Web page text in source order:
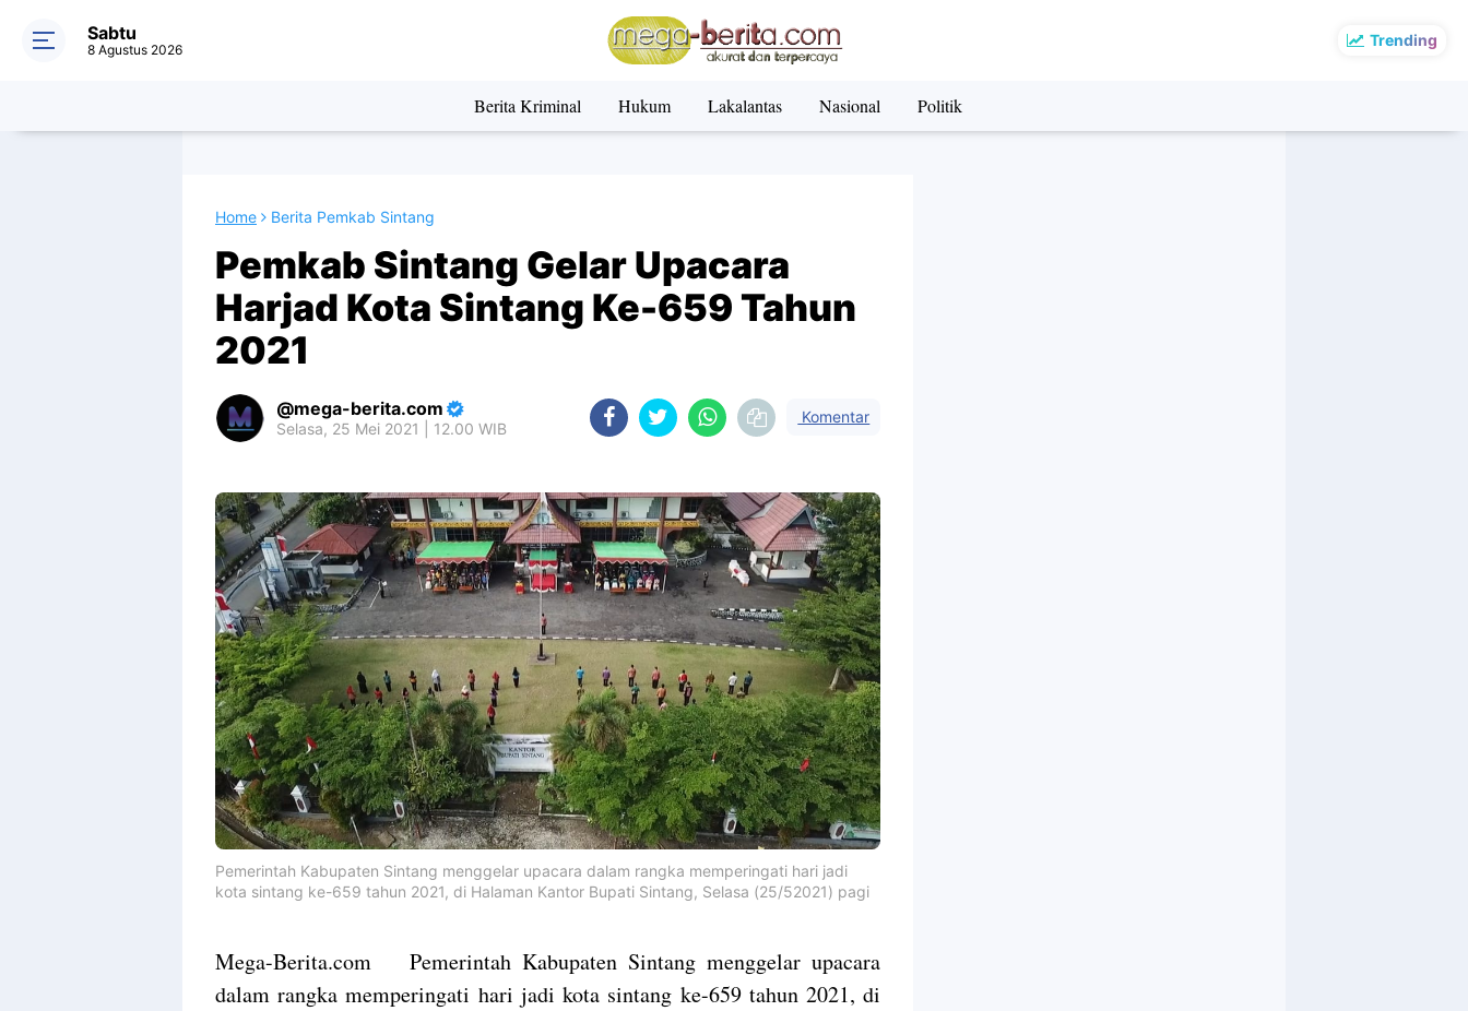
Trending
Sabtu
8 Agustus 2026
Berita Kriminal Hukum Lakalantas Nasional Politik
Home Berita Pemkab Sintang
Pemkab Sintang Gelar Upacara
Harjad Kota Sintang Ke-659 Tahun
2021
mega-berita.com
Selasa, 25 Mei 2021 | 12.00 WIB
Komentar
Pemerintah Kabupaten Sintang menggelar upacara dalam rangka memperingati hari jadi
kota sintang ke-659 tahun 2021, di Halaman Kantor Bupati Sintang, Selasa (25/52021) pagi
Mega-Berita.com Pemerintah Kabupaten Sintang menggelar upacara
dalam rangka memperingati hari jadi kota sintang ke-659 tahun 2021, di